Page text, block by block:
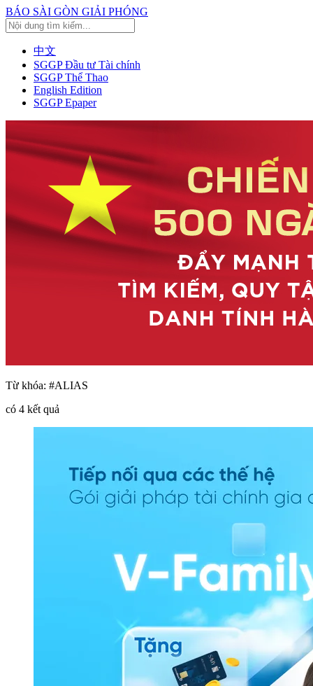
BÁO SÀI GÒN GIẢI PHÓNG
中文
SGGP Đầu tư Tài chính
SGGP Thể Thao
English Edition
SGGP Epaper
Từ khóa: #ALIAS
có 4 kết quả